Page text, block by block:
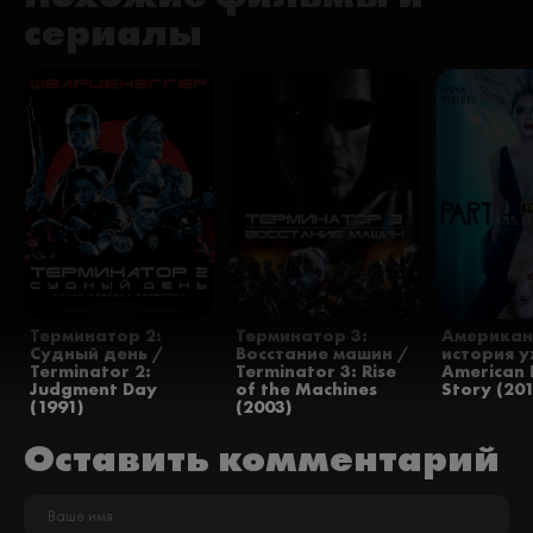
Терминатор 2:
Судный день /
Terminator 2:
Judgment Day
(1991)
Терминатор 3:
Восстание машин /
Terminator 3: Rise
of the Machines
(2003)
история
American
Story
Оставить комментарий